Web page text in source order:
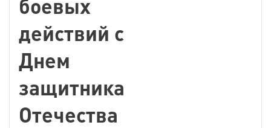
боевых
действий с
Днем
защитника
Отечества